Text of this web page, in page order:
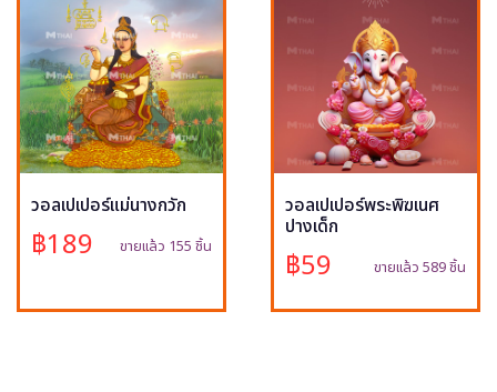
วอลเปเปอร์แม่นางกวัก
฿189 ขายแล้ว 155 ชิ้น
วอลเปเปอร์พระพิฆเนศ
ปางเด็ก
฿59 ขายแล้ว 589 ชิ้น